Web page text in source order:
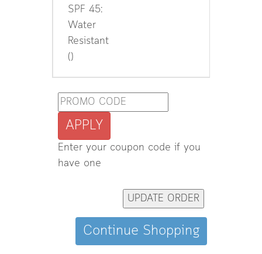
SPF 45:
Water
Resistant
()
APPLY
Enter your coupon code if you
have one
Continue Shopping